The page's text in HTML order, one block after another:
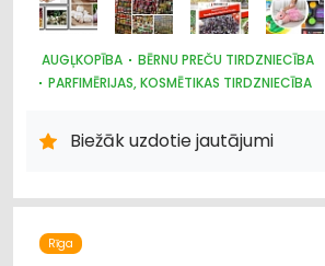
AUGĻKOPĪBA
BĒRNU PREČU TIRDZNIECĪBA
PARFIMĒRIJAS, KOSMĒTIKAS TIRDZNIECĪBA
HIGIĒNAS PRECES
ZOOPRECES, DZĪVNIEKU KOPŠANA UN APRŪPE
HOBIJA PRECES
SĒKLAS UN STĀDI
DĀRZA TEHNIKA UN INVENTĀRS
Biežāk uzdotie jautājumi
Rīga